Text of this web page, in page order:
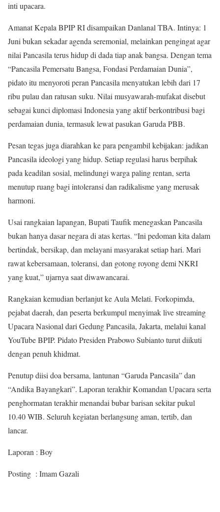
inti upacara.
Amanat Kepala BPIP RI disampaikan Danlanal TBA. Intinya: 1
Juni bukan sekadar agenda seremonial, melainkan pengingat agar
nilai Pancasila terus hidup di dada tiap anak bangsa. Dengan tema
“Pancasila Pemersatu Bangsa, Fondasi Perdamaian Dunia”,
pidato itu menyoroti peran Pancasila menyatukan lebih dari 17
ribu pulau dan ratusan suku. Nilai musyawarah-mufakat disebut
sebagai kunci diplomasi Indonesia yang aktif berkontribusi bagi
perdamaian dunia, termasuk lewat pasukan Garuda PBB.
Pesan tegas juga diarahkan ke para pengambil kebijakan: jadikan
Pancasila ideologi yang hidup. Setiap regulasi harus berpihak
pada keadilan sosial, melindungi warga paling rentan, serta
menutup ruang bagi intoleransi dan radikalisme yang merusak
harmoni.
Usai rangkaian lapangan, Bupati Taufik menegaskan Pancasila
bukan hanya dasar negara di atas kertas. “Ini pedoman kita dalam
bertindak, bersikap, dan melayani masyarakat setiap hari. Mari
rawat kebersamaan, toleransi, dan gotong royong demi NKRI
yang kuat,” ujarnya saat diwawancarai.
Rangkaian kemudian berlanjut ke Aula Melati. Forkopimda,
pejabat daerah, dan peserta berkumpul menyimak live streaming
Upacara Nasional dari Gedung Pancasila, Jakarta, melalui kanal
YouTube BPIP. Pidato Presiden Prabowo Subianto turut diikuti
dengan penuh khidmat.
Penutup diisi doa bersama, lantunan “Garuda Pancasila” dan
“Andika Bayangkari”. Laporan terakhir Komandan Upacara serta
penghormatan terakhir menandai bubar barisan sekitar pukul
10.40 WIB. Seluruh kegiatan berlangsung aman, tertib, dan
lancar.
Laporan : Boy
Posting : Imam Gazali